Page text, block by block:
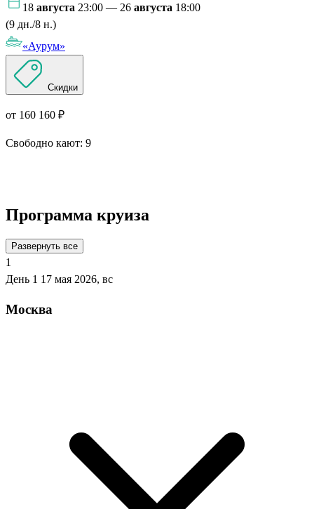
18 августа 23:00 — 26 августа 18:00
(9 дн./8 н.)
«Аурум»
Скидки
от 160 160 ₽
Свободно кают: 9
Программа круиза
Развернуть все
1
День 1 17 мая 2026, вс
Москва